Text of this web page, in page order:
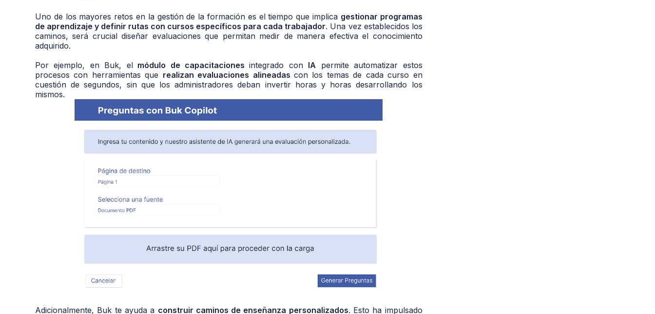
Uno de los mayores retos en la gestión de la formación es el tiempo que implica gestionar programas
de aprendizaje y definir rutas con cursos específicos para cada trabajador. Una vez establecidos los
caminos, será crucial diseñar evaluaciones que permitan medir de manera efectiva el conocimiento
adquirido.
Por ejemplo, en Buk, elmódulo de capacitacionesintegrado con IA permite automatizar estos
procesos con herramientas que realizan evaluaciones alineadascon los temas de cada curso en
cuestión de segundos, sin que los administradores deban invertir horas y horas desarrollando los
mismos.
Adicionalmente, Buk te ayuda a construir caminos de enseñanza personalizados. Esto ha impulsado